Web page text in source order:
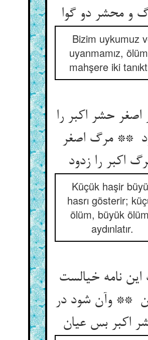
Bizim uykumuz
uyanmamız,
mahşere iki
حشر اکبر را
** مرگ اصغر
Küçük haşir
hasrı gösterir;
ölüm, büyük
aydınlatır.
نامه خیالست
** وآن شود در